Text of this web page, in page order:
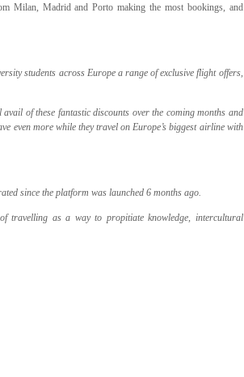
Milan, Madrid and Porto making the most bookings, and
students across Europe a range of exclusive flight offers,
of these fantastic discounts over the coming months and
even more while they travel on Europe’s biggest airline with
since the platform was launched 6 months ago.
travelling as a way to propitiate knowledge, intercultural